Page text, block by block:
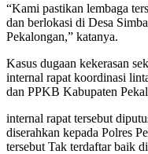
“Kami pastikan lembaga
dan berlokasi di Desa
Pekalongan,” katanya.
Kasus dugaan kekerasan
internal rapat koordinasi
dan PPKB Kabupaten
internal rapat tersebut
diserahkan kepada Polres
tersebut Tak terdaftar baik